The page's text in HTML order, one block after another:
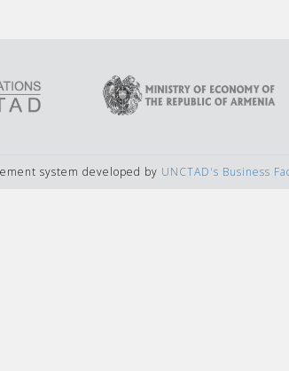
system developed by UNCTAD's Business